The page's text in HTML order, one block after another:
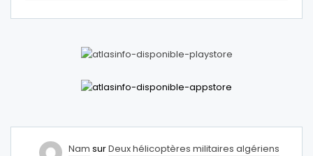
Nam surDeux hélicoptères militaires algériens